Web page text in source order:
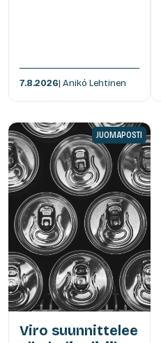
7.8.2026| Anikó Lehtinen
JUOMAPOSTI
Viro suunnittelee